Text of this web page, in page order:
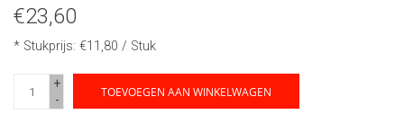
€23,60
* Stukprijs: €11,80 / Stuk
+
-
TOEVOEGEN AAN WINKELWAGEN